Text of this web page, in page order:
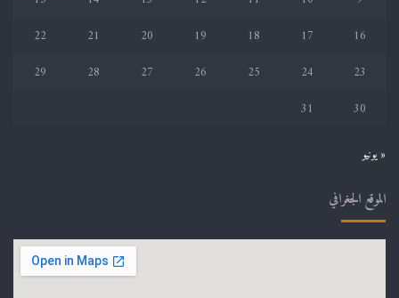
16
17
18
19
20
21
22
23
24
25
26
27
28
29
30
31
« يونيو
الموقع الجغرافي